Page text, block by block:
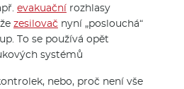
evakuační rozhlasy
zesilovač nyní „poslouchá“
To se používá opět
systémů
nebo, proč není vše